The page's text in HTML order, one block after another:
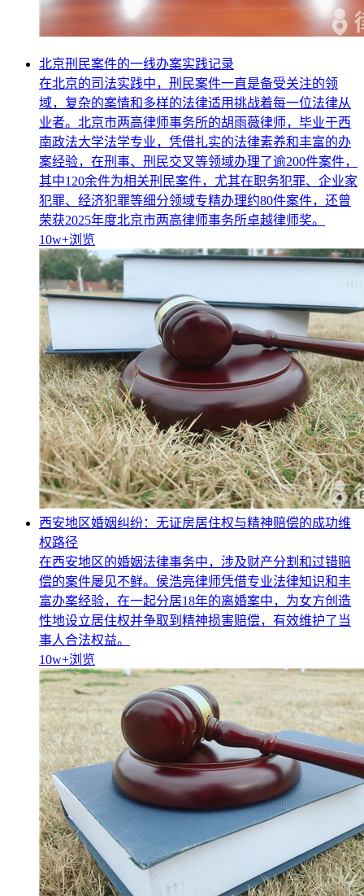
北京刑民案件的一线办案实践记录
在北京的司法实践中，刑民案件一直是备受关注的领
域，复杂的案情和多样的法律适用挑战着每一位法律从
业者。北京市两高律师事务所的胡雨薇律师，毕业于西
南政法大学法学专业，凭借扎实的法律素养和丰富的办
案经验，在刑事、刑民交叉等领域办理了逾200件案件，
其中120余件为相关刑民案件，尤其在职务犯罪、企业家
犯罪、经济犯罪等细分领域专精办理约80件案件，还曾
荣获2025年度北京市两高律师事务所卓越律师奖。
10w+浏览
西安地区婚姻纠纷：无证房居住权与精神赔偿的成功维
权路径
在西安地区的婚姻法律事务中，涉及财产分割和过错赔
偿的案件屡见不鲜。侯浩亮律师凭借专业法律知识和丰
富办案经验，在一起分居18年的离婚案中，为女方创造
性地设立居住权并争取到精神损害赔偿，有效维护了当
事人合法权益。
10w+浏览